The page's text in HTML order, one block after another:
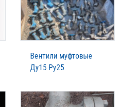
Вентили муфтовые
Ду15 Ру25